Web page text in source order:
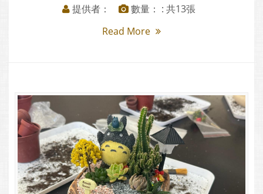
提供者：
數量： : 共13張
Read More